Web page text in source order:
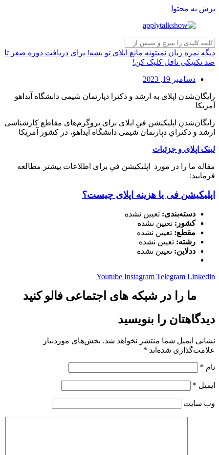
پرش به محتوا
دیگه نمره زبان نمیتونه مانع اپلای تو بشه! برای دریافت دوره صفر تا
صد تکنیکی تافل کلیک کن!
دسامبر 19, 2023
رایگان‌شدن اپلای به ارشد و دکترا دپارتمان شیمی دانشگاه آیداهو
آمریکا
رایگان‌شدنِ اپلیکیشن فیِ اپلای برای پروگرم‌های مقاطع کارشناسی
ارشد و دکترایِ دپارتمان شیمی دانشگاه آیداهو، در کشور آمریکا
لینک اپلای و جزئیات
مقاله ما را در مورد اپلیکیشن فیِ برای اطلاعات بیشتر مطالعه
فرمایید:
اپلیکیشن فی یا هزینه اپلای چیست؟
دسته‌بندی: تعیین نشده
کشور: تعیین نشده
مقطع: تعیین نشده
رشته: تعیین نشده
ددلاین: تعیین نشده
Youtube Instagram Telegram Linkedin
ما را در شبکه های اجتماعی فالو کنید
دیدگاهتان را بنویسید
نشانی ایمیل شما منتشر نخواهد شد. بخش‌های موردنیاز
علامت‌گذاری شده‌اند *
نام *
ایمیل *
وب‌ سایت